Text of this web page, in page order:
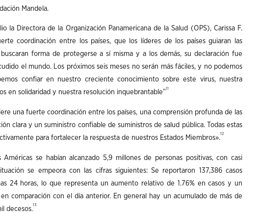
Mandela.
la Directora de la Organización Panamericana de la Salud (OPS), Carissa F.
coordinación entre los países, que los líderes de los países guiaran las
forma de protegerse a sí misma y a los demás, su declaración fue
el mundo. Los próximos seis meses no serán más fáciles, y no podemos
confiar en nuestro creciente conocimiento sobre este virus, nuestra
en solidaridad y nuestra resolución inquebrantable”
11
una fuerte coordinación entre los países, una comprensión profunda de las
clara y un suministro confiable de suministros de salud pública. Todas estas
para fortalecer la respuesta de nuestros Estados Miembros».
12
se habían alcanzado 5,9 millones de personas positivas, con casi
se empeora con las cifras siguientes: Se reportaron 137,386 casos
24 horas, lo que representa un aumento relativo de 1.76% en casos y un
comparación con el día anterior. En general hay un acumulado de más de
decesos.
13